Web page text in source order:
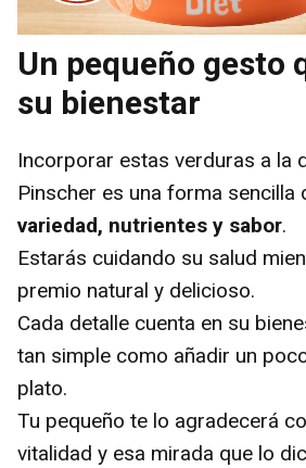
Un pequeño gesto
su bienestar
Incorporar estas verduras a la
Pinscher es una forma sencilla
variedad, nutrientes y sabor.
Estarás cuidando su salud
premio natural y delicioso.
Cada detalle cuenta en su
tan simple como añadir un
plato.
Tu pequeño te lo agradecerá
vitalidad y esa mirada que lo